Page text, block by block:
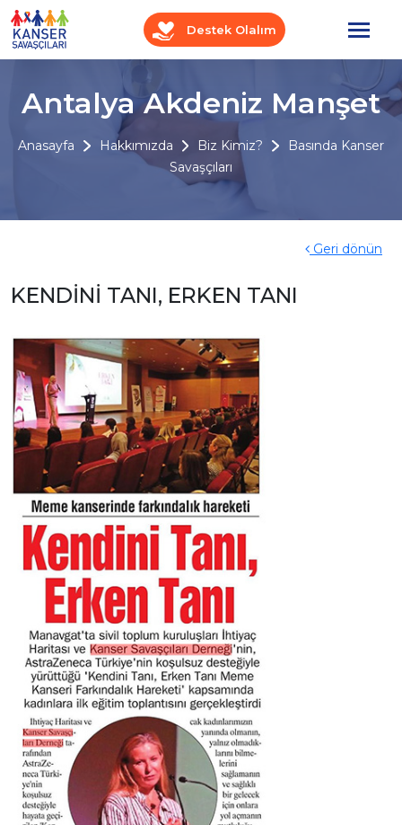
Destek Olalım
Antalya Akdeniz Manşet
Anasayfa Hakkımızda Biz Kimiz?
Basında Kanser
Savaşçıları
Geri dönün
KENDİNİ TANI, ERKEN TANI